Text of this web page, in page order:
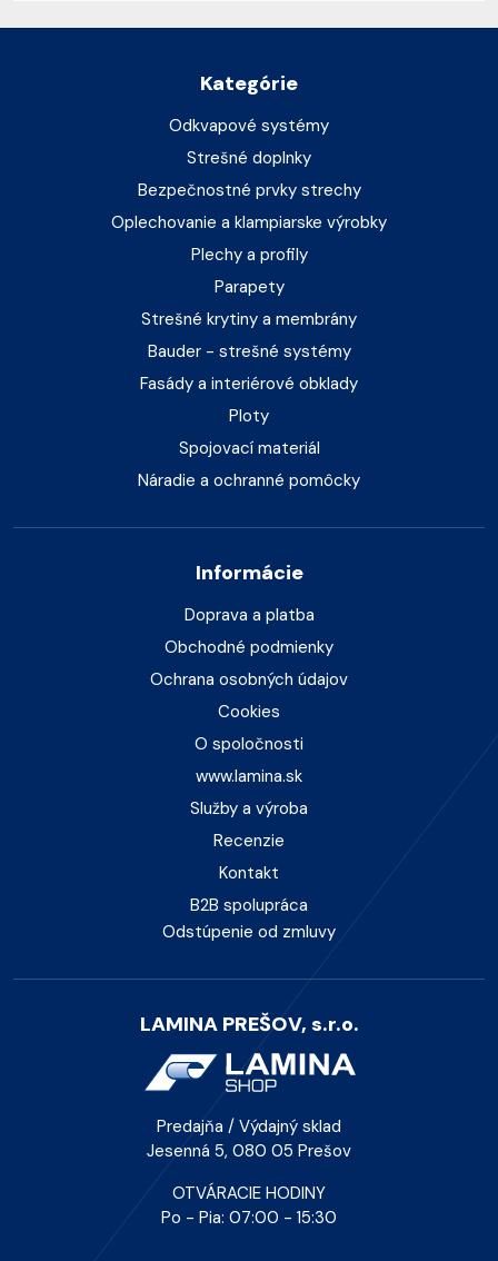
Kategórie
Odkvapové systémy
Strešné doplnky
Bezpečnostné prvky strechy
Oplechovanie a klampiarske výrobky
Plechy a profily
Parapety
Strešné krytiny a membrány
Bauder - strešné systémy
Fasády a interiérové obklady
Ploty
Spojovací materiál
Náradie a ochranné pomôcky
Informácie
Doprava a platba
Obchodné podmienky
Ochrana osobných údajov
Cookies
O spoločnosti
www.lamina.sk
Služby a výroba
Recenzie
Kontakt
B2B spolupráca
Odstúpenie od zmluvy
LAMINA PREŠOV, s.r.o.
Predajňa / Výdajný sklad
Jesenná 5, 080 05 Prešov
OTVÁRACIE HODINY
Po - Pia: 07:00 - 15:30